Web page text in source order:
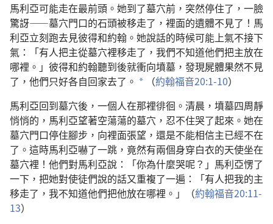
馬利亞可能走在最前頭。她到了墓穴前，突然停住了，一臉
驚訝——墓穴門口的石頭被移走了，裡面的遺體不見了！馬
利亞立刻跑去見彼得和約翰。她說話的時候可能上氣不接下
氣：「有人把主從墓穴裡移走了，我們不知道他們把主放在
哪裡。」彼得和約翰聽到後就衝向墳墓，發現屍體果然不見
了，他們只好各自回家去了。 a （約翰福音20:1-10）
馬利亞回到墓穴後，一個人在那裡徘徊。清晨，墳墓四周靜
悄悄的，馬利亞望著空蕩蕩的墓穴，忍不住哭了起來。她在
墓穴門口停住腳步，向裡面張望，還是不能相信主已經不在
了。這時馬利亞嚇了一跳，竟然有兩個身穿白衣的天使坐在
墓穴裡！他們對馬利亞說：「你為什麼哭呢？」馬利亞愣了
一下，把她對使徒們說的話又重複了一遍：「有人把我的主
移走了，我不知道他們把他放在哪裡。」（約翰福音20:11-
13）